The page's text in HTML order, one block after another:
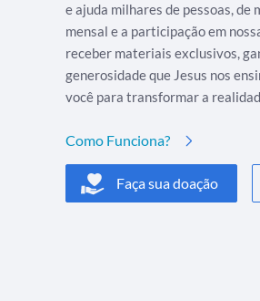
e ajuda milhares de pessoas,
mensal e a participação em
receber materiais exclusivos,
generosidade que Jesus nos
você para transformar a
Como Funciona?
Faça sua doação